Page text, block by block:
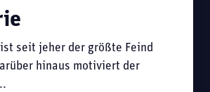
ist seit jeher der größte Feind
hinaus motiviert der